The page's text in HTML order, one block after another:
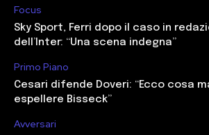
Focus
Sky Sport, Ferri dopo il caso in
dell’Inter: “Una scena indegna”
Primo Piano
Cesari difende Doveri: “Ecco cosa
espellere Bisseck”
Avversari